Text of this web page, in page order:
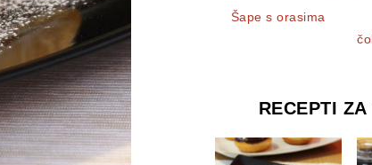
Šape s orasima
RECEPTI